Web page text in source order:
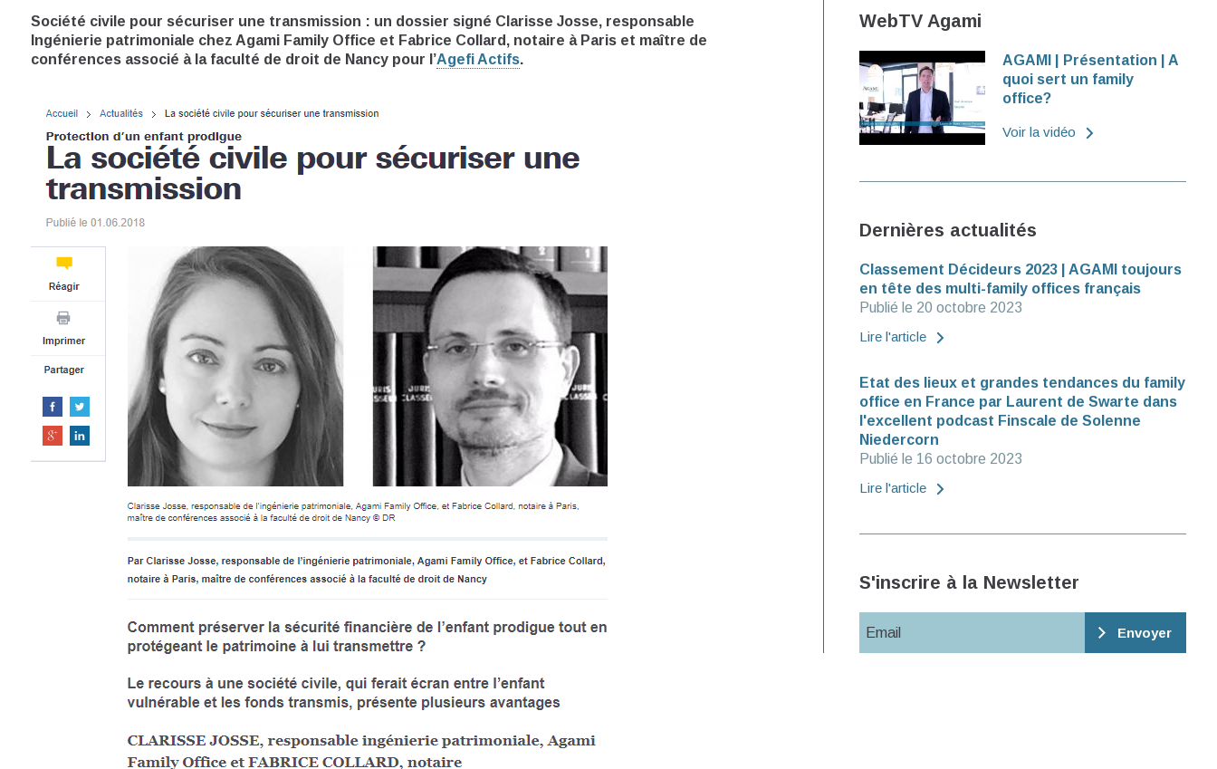
Société civile pour sécuriser une transmission : un dossier signé Clarisse Josse, responsable
Ingénierie patrimoniale chez Agami Family Office et Fabrice Collard, notaire à Paris et maître de
conférences associé à la faculté de droit de Nancy pour l’Agefi Actifs.
WebTV Agami
AGAMI | Présentation | A
quoi sert un family
office?
Voir la vidéo
Dernières actualités
Classement Décideurs 2023 | AGAMI toujours
en tête des multi-family offices français
Publié le 20 octobre 2023
Lire l'article
Etat des lieux et grandes tendances du family
office en France par Laurent de Swarte dans
l'excellent podcast Finscale de Solenne
Niedercorn
Publié le 16 octobre 2023
Lire l'article
S'inscrire à la Newsletter